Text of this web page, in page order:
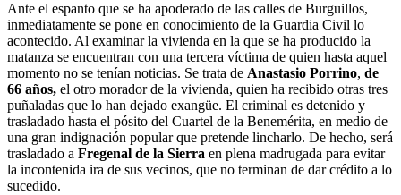
Ante el espanto que se ha apoderado de las calles de Burguillos,
inmediatamente se pone en conocimiento de la Guardia Civil lo
acontecido. Al examinar la vivienda en la que se ha producido la
matanza se encuentran con una tercera víctima de quien hasta aquel
momento no se tenían noticias. Se trata de Anastasio Porrino, de
66 años, el otro morador de la vivienda, quien ha recibido otras tres
puñaladas que lo han dejado exangüe. El criminal es detenido y
trasladado hasta el pósito del Cuartel de la Benemérita, en medio de
una gran indignación popular que pretende lincharlo. De hecho, será
trasladado a Fregenal de la Sierra en plena madrugada para evitar
la incontenida ira de sus vecinos, que no terminan de dar crédito a lo
sucedido.